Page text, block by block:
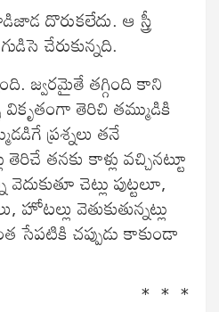
దొరుకలేదు. ఆ స్త్రీ
చేరుకున్నది.
జ్వరమైతే తగ్గింది కాని
వికృతంగా తెరిచి తమ్ముడికి
ప్రశ్నలు తనే
తెరిచే తనకు కాళ్లు వచ్చినట్టూ
చెట్లు పుట్టలూ,
హోటల్లు వెతుకుతున్నట్లు
చప్పుడు కాకుండా
                              * * *